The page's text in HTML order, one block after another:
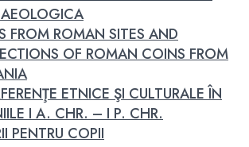
FROM ROMAN SITES AND
OF ROMAN COINS FROM
ETNICE ŞI CULTURALE ÎN
I A. CHR. – I P. CHR.
PENTRU COPII